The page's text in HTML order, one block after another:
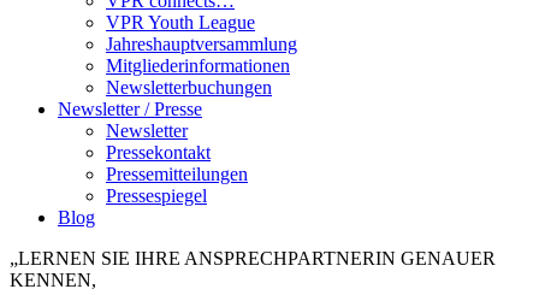
VPR Youth League
Jahreshauptversammlung
Mitgliederinformationen
Newsletterbuchungen
Newsletter / Presse
Newsletter
Pressekontakt
Pressemitteilungen
Pressespiegel
Blog
„LERNEN SIE IHRE ANSPRECHPARTNERIN GENAUER
KENNEN,